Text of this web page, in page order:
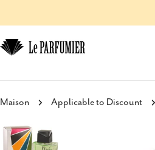
au
contenu
Maison Applicable to Discount